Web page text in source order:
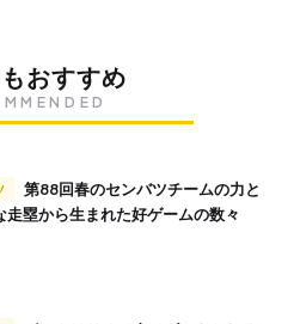
おすすめ
走塁から生まれた好ゲームの数々